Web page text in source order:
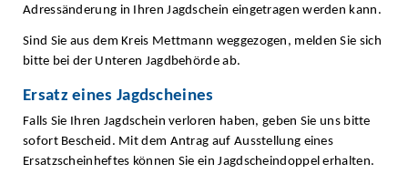
Adressänderung in Ihren Jagdschein eingetragen werden kann.
Sind Sie aus dem Kreis Mettmann weggezogen, melden Sie sich
bitte bei der Unteren Jagdbehörde ab.
Ersatz eines Jagdscheines
Falls Sie Ihren Jagdschein verloren haben, geben Sie uns bitte
sofort Bescheid. Mit dem Antrag auf Ausstellung eines
Ersatzscheinheftes können Sie ein Jagdscheindoppel erhalten.